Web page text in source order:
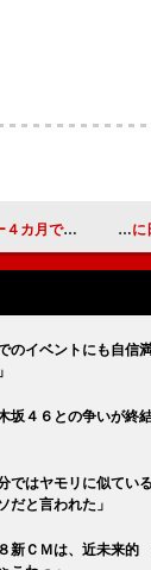
ます」と大興奮の桜井 平成ノ
のイベントにも自
坂４６との争いが
ではヤモリに似てい
だと言われた」
新ＣＭは、近未来